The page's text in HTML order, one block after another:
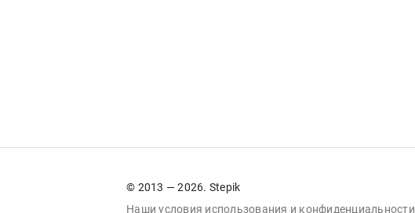
© 2013 — 2026. Stepik
Наши условия использования и конфиденциальности